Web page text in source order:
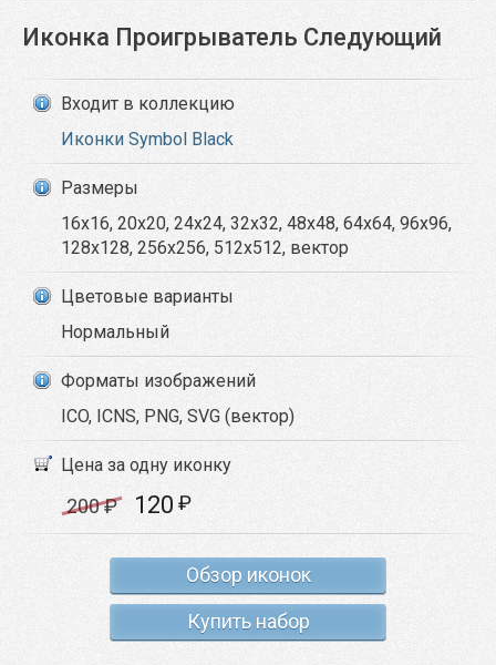
Иконка Проигрыватель Следующий
Входит в коллекцию
Иконки Symbol Black
Размеры
16x16, 20x20, 24x24, 32x32, 48x48, 64x64, 96x96,
128x128, 256x256, 512x512, вектор
Цветовые варианты
Нормальный
Форматы изображений
ICO, ICNS, PNG, SVG (вектор)
Цена за одну иконку
200₽ 120 ₽
Обзор иконок
Купить набор